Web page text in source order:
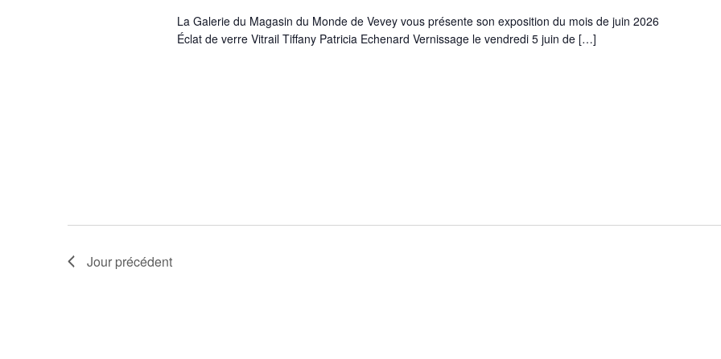
La Galerie du Magasin du Monde de Vevey vous présente son exposition du mois de juin 2026
Éclat de verre Vitrail Tiffany Patricia Echenard Vernissage le vendredi 5 juin de […]
Jour précédent